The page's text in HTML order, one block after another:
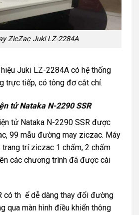
ZicZac Juki LZ-2284A
Juki LZ-2284A có hệ thống
trực tiếp, có tông đơ cắt chỉ.
tử Nataka N-2290 SSR
tử Nataka N-2290 SSR được
99 mẫu đường may ziczac. Máy
trí ziczac 1 chấm, 2 chấm
các chương trình đã được cài
có th ể dễ dàng thay đổi đường
qua màn hình điều khiển thông